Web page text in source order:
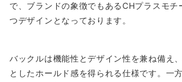
で、ブランドの象徴でもあるCHプラスモチ
つデザインとなっております。
バックルは機能性とデザイン性を兼ね備え
としたホールド感を得られる仕様です。一